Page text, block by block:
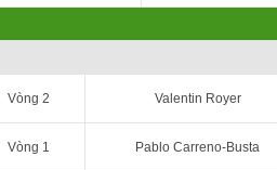
Vòng 2 Valentin Royer
Vòng 1 Pablo Carreno-Busta